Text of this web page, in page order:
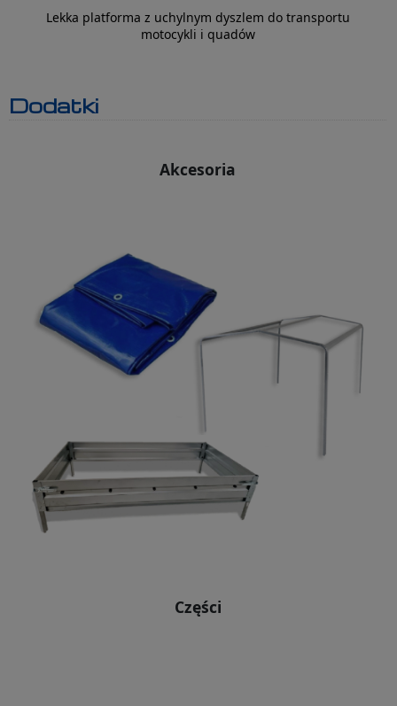
Lekka platforma z uchylnym dyszlem do transportu
motocykli i quadów
Dodatki
Akcesoria
Części